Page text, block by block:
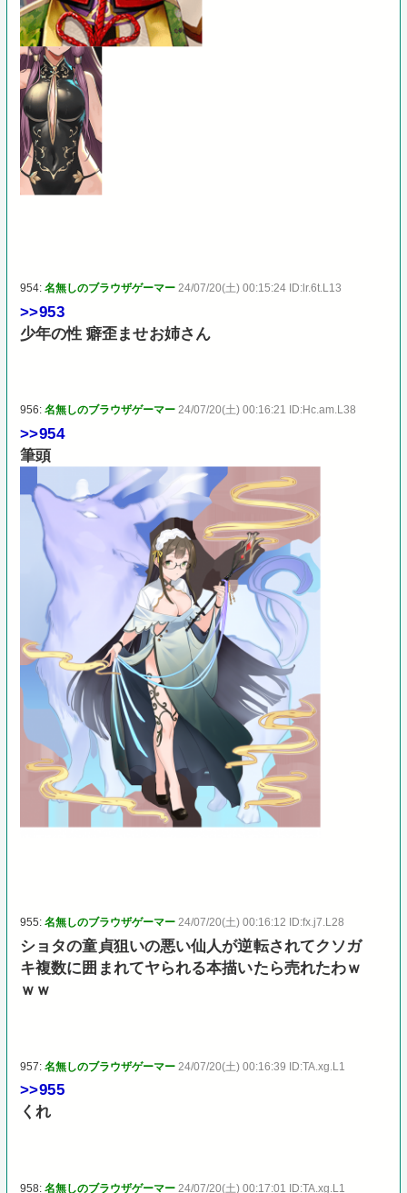
954:名無しのブラウザゲーマー 24/07/20(土) 00:15:24 ID:lr.6t.L13
>>953
少年の性 癖歪ませお姉さん
956:名無しのブラウザゲーマー 24/07/20(土) 00:16:21 ID:Hc.am.L38
>>954
筆頭
955:名無しのブラウザゲーマー 24/07/20(土) 00:16:12 ID:fx.j7.L28
ショタの童貞狙いの悪い仙人が逆転されてクソガ
キ複数に囲まれてヤられる本描いたら売れたわｗ
ｗｗ
957:名無しのブラウザゲーマー 24/07/20(土) 00:16:39 ID:TA.xg.L1
>>955
くれ
958:名無しのブラウザゲーマー 24/07/20(土) 00:17:01 ID:TA.xg.L1